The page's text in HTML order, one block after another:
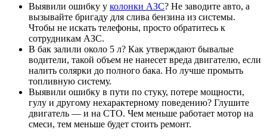
Выявили ошибку у колонки АЗС? Не заводите авто, а
вызывайте бригаду для слива бензина из системы.
Чтобы не искать телефоны, просто обратитесь к
сотрудникам АЗС.
В бак залили около 5 л? Как утверждают бывалые
водители, такой объем не нанесет вреда двигателю, если
налить солярки до полного бака. Но лучше промыть
топливную систему.
Выявили ошибку в пути по стуку, потере мощности,
гулу и другому нехарактерному поведению? Глушите
двигатель — и на СТО. Чем меньше работает мотор на
смеси, тем меньше будет стоить ремонт.